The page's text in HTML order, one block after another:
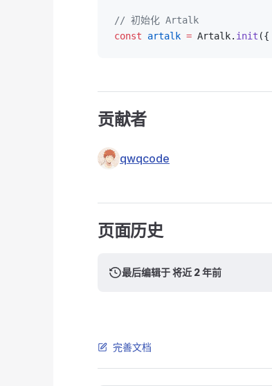
// 初始化 Artalk
const artalk = Artalk. init ({
贡献者
qwqcode
页面历史
最后编辑于 将近 2 年前
完善文档